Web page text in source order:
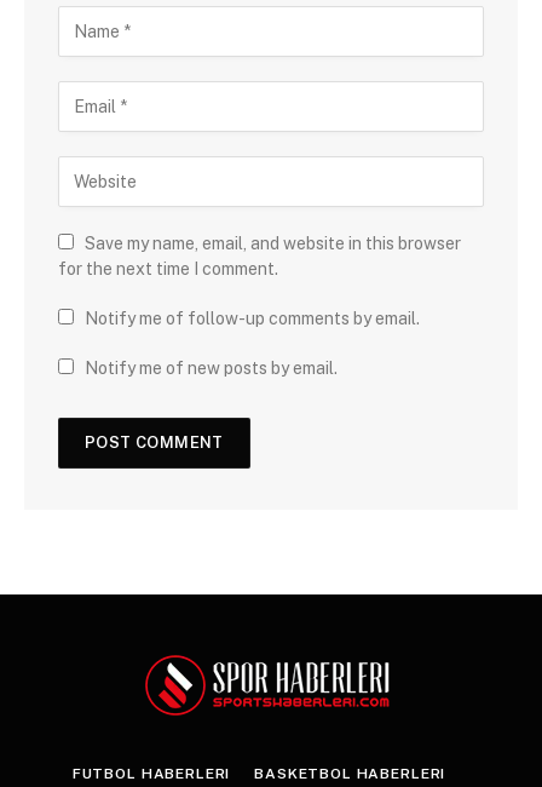
Save my name, email, and website in this browser
for the next time I comment.
Notify me of follow-up comments by email.
Notify me of new posts by email.
FUTBOL HABERLERI BASKETBOL HABERLERI